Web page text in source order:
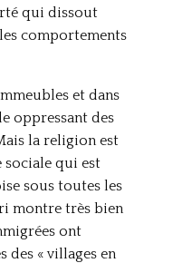
qui dissout
comportements
et dans
oppressant des
la religion est
sociale qui est
sous toutes les
montre très bien
ont
des « villages en